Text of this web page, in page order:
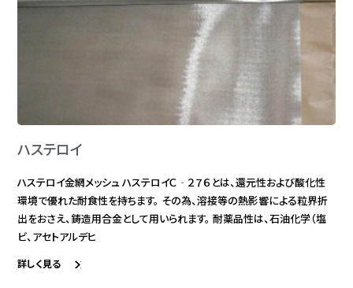
ハステロイ
ハステロイ金網メッシュ ハステロイＣ‐２７６とは、還元性および酸化性
環境で優れた耐食性を持ちます。 その為、溶接等の熱影響による粒界折
出をおさえ、鋳造用合金として用いられます。 耐薬品性は、石油化学（塩
ビ、アセトアルデヒ
詳しく見る